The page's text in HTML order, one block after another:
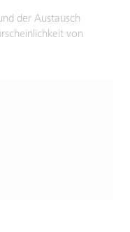
der Austausch
von